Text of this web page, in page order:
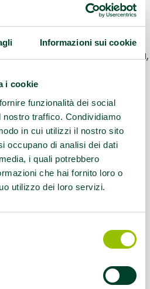
Informazioni sui cookie
i cookie
funzionalità dei social
traffico. Condividiamo
in cui utilizzi il nostro sito
occupano di analisi dei dati
i quali potrebbero
che hai fornito loro o
utilizzo dei loro servizi.
AFA Fibromialgia
Gonartrosi, AFA Ictus
Lombalgia cronica, AFA
Sclerosi Multipla, EFA Altra,
EFA Diabete tipo 2 ed
metabolica, EFA Trapianti
si trova inPalestre che
salute